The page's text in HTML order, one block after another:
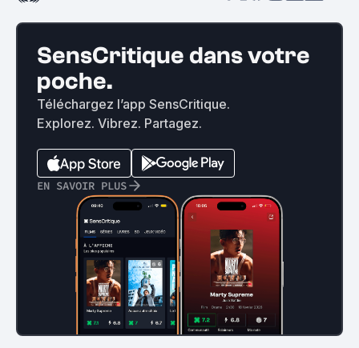
SensCritique dans votre
poche.
Téléchargez l’app SensCritique.
Explorez. Vibrez. Partagez.
EN SAVOIR PLUS